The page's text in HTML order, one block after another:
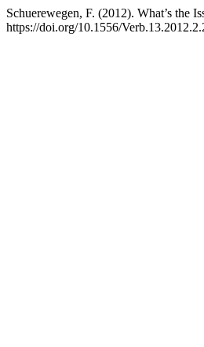
Schuerewegen, F. (2012). What’s the
https://doi.org/10.1556/